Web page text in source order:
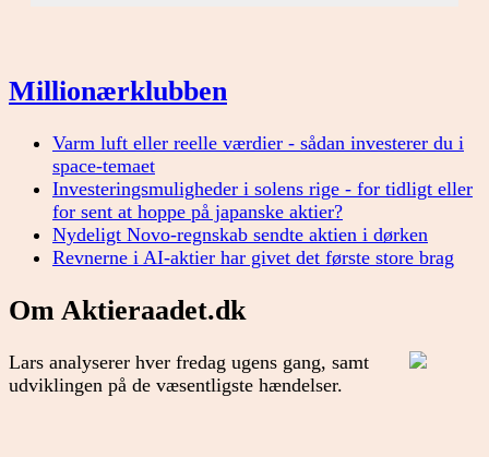
Millionærklubben
Varm luft eller reelle værdier - sådan investerer du i
space-temaet
Investeringsmuligheder i solens rige - for tidligt eller
for sent at hoppe på japanske aktier?
Nydeligt Novo-regnskab sendte aktien i dørken
Revnerne i AI-aktier har givet det første store brag
Om Aktieraadet.dk
Lars analyserer hver fredag ugens gang, samt
udviklingen på de væsentligste hændelser.